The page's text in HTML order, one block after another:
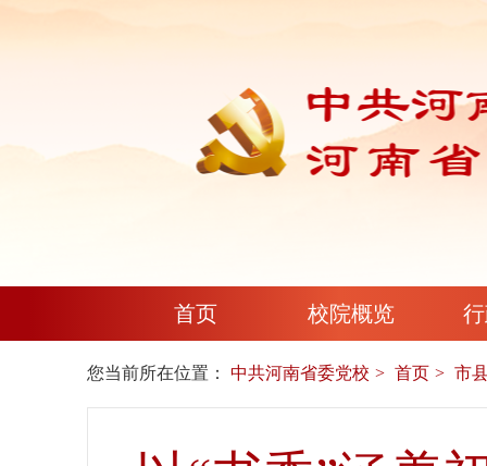
首页 校院概览
您当前所在位置： 中共河南省委党校 首页 市